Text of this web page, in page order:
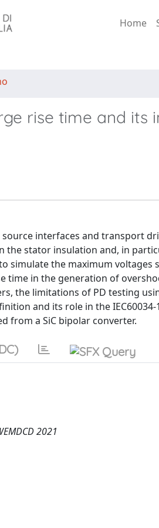
Home
rise time and its
interfaces and transport
the stator insulation and, in
simulate the maximum voltages
time in the generation of
the limitations of PD testing
and its role in the IEC60034-
from a SiC bipolar converter.
2021